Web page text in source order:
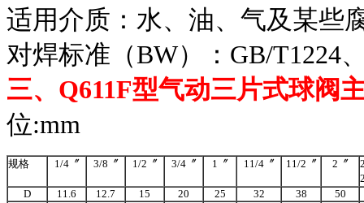
适用介质：水、油、气及某些
对焊标准（BW）：GB/T1224
三、 Q611F型气动三片式球阀
位:mm
规格 1/4〞 3/8〞 1/2〞 3/4〞 1〞 11/4〞 11/2〞 2〞
D
11.6 12.7 15 20 25 32 38
50